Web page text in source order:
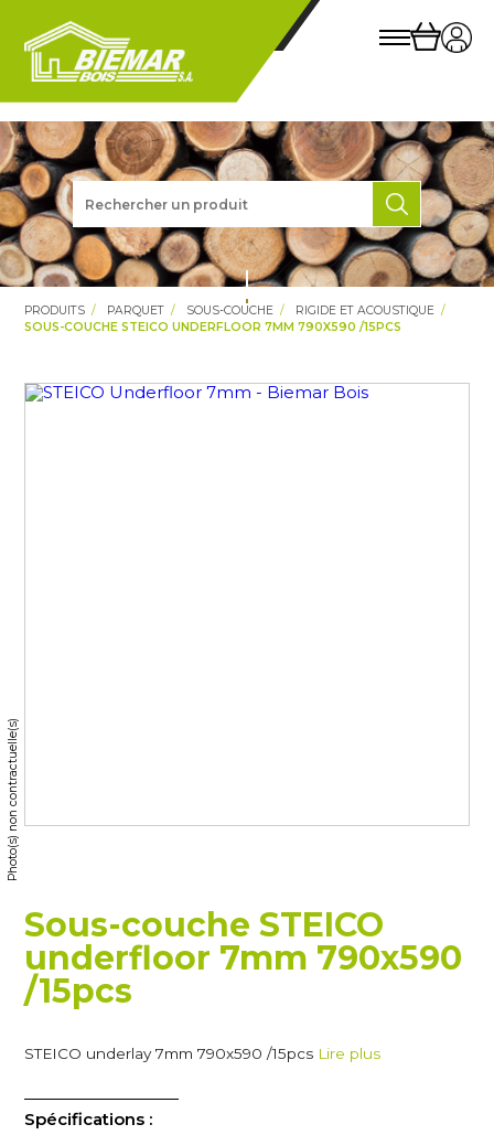
PRODUITS PARQUET SOUS-COUCHE
RIGIDE ET ACOUSTIQUE
SOUS-COUCHE STEICO UNDERFLOOR 7MM 790X590 /15PCS
Photo(s) non contractuelle(s)
Sous-couche STEICO
underfloor 7mm 790x590
/15pcs
STEICO underlay 7mm 790x590 /15pcs Lire plus
Spécifications :